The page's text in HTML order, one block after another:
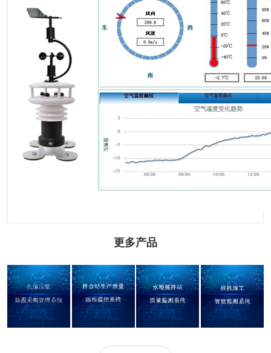
更多产品
孔道压浆数据采
集管理系统
拌合站生产质量
远程监控系统
水稳搅拌站质量
监测系统
桩机施工智能监
测系统